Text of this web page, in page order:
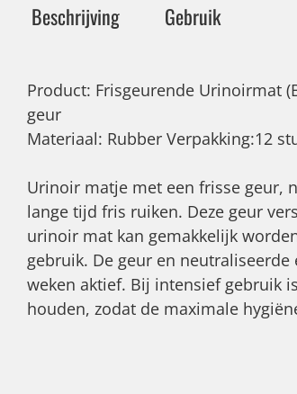
Beschrijving Gebruik
Product: Frisgeurende Urinoirmat
geur
Materiaal: Rubber Verpakking:12
Urinoir matje met een frisse geur,
lange tijd fris ruiken. Deze geur
urinoir mat kan gemakkelijk
gebruik. De geur en
weken aktief. Bij intensief gebruik
houden, zodat de maximale